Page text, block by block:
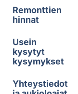
Remonttien
hinnat
Usein
kysytyt
kysymykset
Yhteystiedot